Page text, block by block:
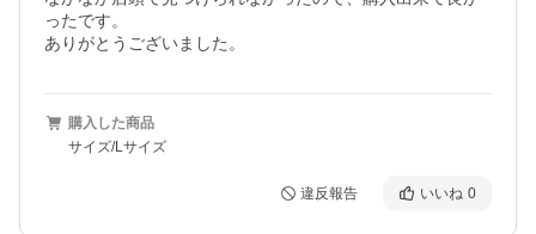
ったです。
ありがとうございました。
購入した商品
サイズ/Lサイズ
違反報告 いいね 0